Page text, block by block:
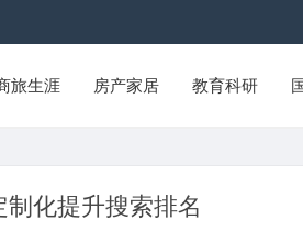
旅生涯 房产家居 教育科研
化提升搜索排名